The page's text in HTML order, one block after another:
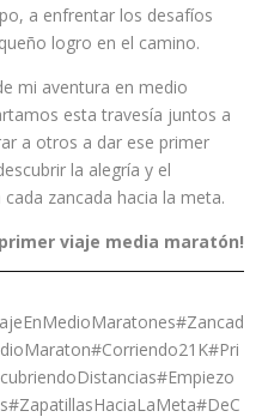
a enfrentar los desafíos
logro en el camino.
mi aventura en medio
esta travesía juntos a
a otros a dar ese primer
la alegría y el
zancada hacia la meta.
viaje media maratón!